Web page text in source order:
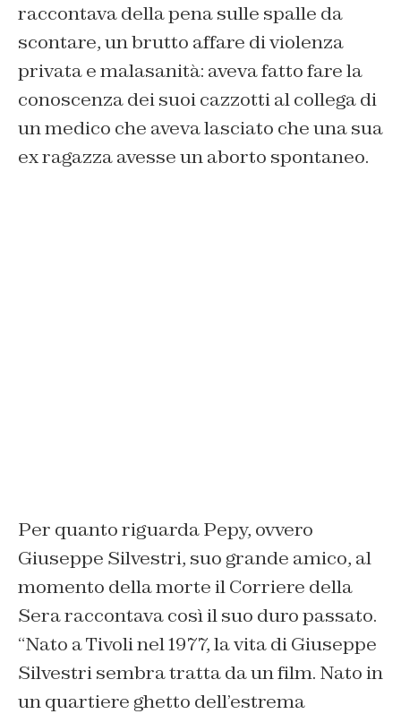
raccontava della pena sulle spalle da
scontare, un brutto affare di violenza
privata e malasanità: aveva fatto fare la
conoscenza dei suoi cazzotti al collega di
un medico che aveva lasciato che una sua
ex ragazza avesse un aborto spontaneo.
Per quanto riguarda Pepy, ovvero
Giuseppe Silvestri, suo grande amico, al
momento della morte il Corriere della
Sera raccontava così il suo duro passato.
“Nato a Tivoli nel 1977, la vita di Giuseppe
Silvestri sembra tratta da un film. Nato in
un quartiere ghetto dell’estrema